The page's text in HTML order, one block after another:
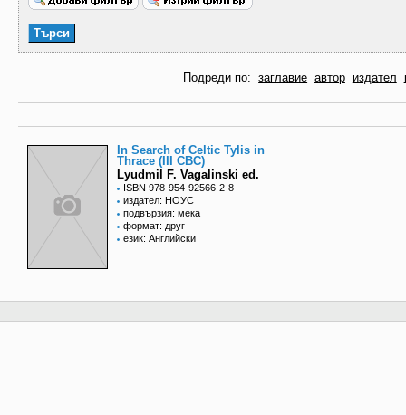
Подреди по: заглавие автор издател
In Search of Celtic Tylis in
Thrace (III CBC)
Lyudmil F. Vagalinski ed.
ISBN 978-954-92566-2-8
издател: НОУС
подвързия: мека
формат: друг
език: Английски